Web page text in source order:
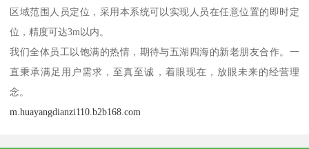
区域范围人员定位，采用本系统可以实现人员在任意位置的即时定
位，精度可达3m以内。
我们全体员工以饱满的热情，期待与五湖四海的新老朋友合作。一
直秉承满足用户需求，至真至诚，着眼现在，放眼未来的经营理
念。
m.huayangdianzi110.b2b168.com